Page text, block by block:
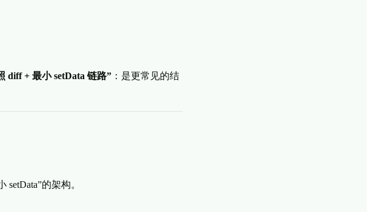
diff + 最小 setData 链路” ：是更常见的结
的架构。